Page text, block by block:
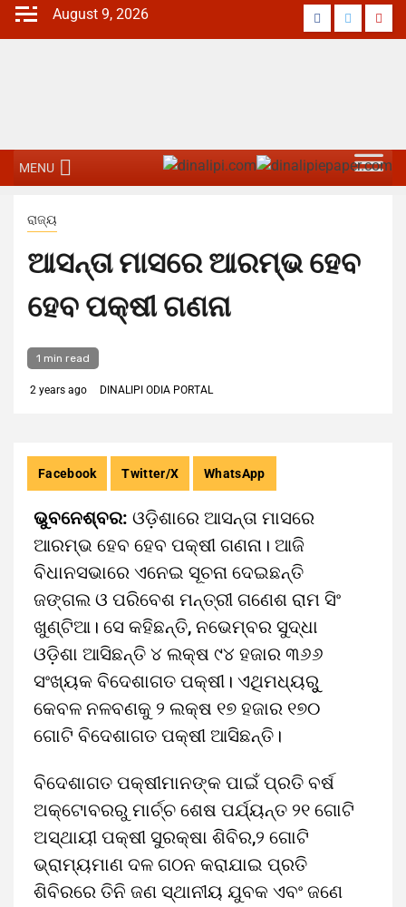
Skip
August 9, 2026 Facebook
Twitter
MENU
ରାଜ୍ୟ
ଆସନ୍ତା ମାସରେ ଆରମ୍ଭ ହେବ
ହେବ ପକ୍ଷୀ ଗଣନା
1 min read
2 years ago DINALIPI ODIA PORTAL
Facebook Twitter/X WhatsApp
ଭୁବନେଶ୍ବର: ଓଡ଼ିଶାରେ ଆସନ୍ତା ମାସରେ
ଆରମ୍ଭ ହେବ ହେବ ପକ୍ଷୀ ଗଣନା। ଆଜି
ବିଧାନସଭାରେ ଏନେଇ ସୂଚନା ଦେଇଛନ୍ତି
ଜଙ୍ଗଲ ଓ ପରିବେଶ ମନ୍ତ୍ରୀ ଗଣେଶ ରାମ ସିଂ
ଖୁଣ୍ଟିଆ। ସେ କହିଛନ୍ତି, ନଭେମ୍ବର ସୁଦ୍ଧା
ଓଡ଼ିଶା ଆସିଛନ୍ତି ୪ ଲକ୍ଷ ୯୪ ହଜାର ୩୬୬
ସଂଖ୍ୟକ ବିଦେଶାଗତ ପକ୍ଷୀ। ଏଥିମଧ୍ୟରୁୁ
କେବଳ ନଳବଣକୁ ୨ ଲକ୍ଷ ୧୭ ହଜାର ୧୭୦
ଗୋଟି ବିଦେଶାଗତ ପକ୍ଷୀ ଆସିଛନ୍ତି।
ବିଦେଶାଗତ ପକ୍ଷୀମାନଙ୍କ ପାଇଁ ପ୍ରତି ବର୍ଷ
ଅକ୍ଟୋବରରୁ ମାର୍ଚ୍ଚ ଶେଷ ପର୍ଯ୍ୟନ୍ତ ୨୧ ଗୋଟି
ଅସ୍ଥାୟୀ ପକ୍ଷୀ ସୁରକ୍ଷା ଶିବିର,୨ ଗୋଟି
ଭ୍ରାମ୍ୟମାଣ ଦଳ ଗଠନ କରାଯାଇ ପ୍ରତି
ଶିବିରରେ ତିନି ଜଣ ସ୍ଥାନୀୟ ଯୁବକ ଏବଂ ଜଣେ